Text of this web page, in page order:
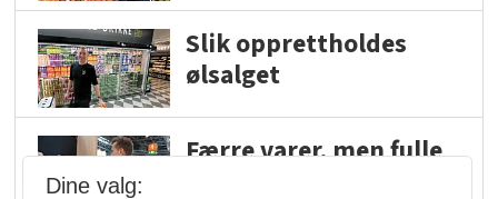
Slik opprettholdes
ølsalget
Færre varer, men fulle
Dine valg: